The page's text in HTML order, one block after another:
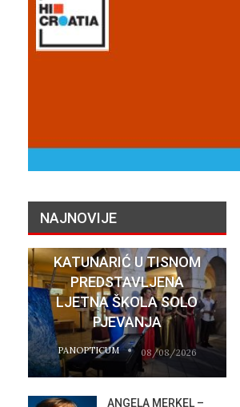
NAJNOVIJE
KATUNARIĆ U TISNOM
PREDSTAVLJENA
LJETNA ŠKOLA SOLO
PJEVANJA
PANOPTICUM 08/08/2026
ANGELA MERKEL –